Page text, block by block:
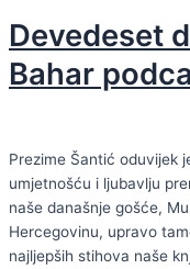
Devedeset
Bahar
Prezime Šantić oduvijek
umjetnošću i ljubavlju
naše današnje gošće,
Hercegovinu, upravo
najljepših stihova naše